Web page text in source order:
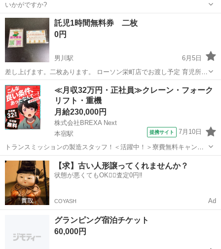
いかがですか?
愛知 岡崎市 プリペイドカード プリペイド
託児1時間無料券 二枚
0円
男川駅
6月5日
差し上げます。二枚あります。 ローソン栄町店でお渡し予定 育児所め
りーおうち 岡崎市明大寺。 ★後二枚あります。お早めに〜
愛知 岡崎市 男川駅 その他 無料
≪月収32万円・正社員≫クレーン・フォーク
リフト・重機
月給230,000円
株式会社BREXA Next
本宿駅
提携サイト 7月10日
トランスミッションの製造スタッフ！＜活躍中！＞寮費無料キャンペ
ーン実施中★稼げる2交替勤務！安定の日給月給制！昇給＆業績賞与あ
り！月収例31万円以上可！年間休日167日！《愛知県岡崎市》 人気の
工場のお仕事 ◇トランスミッ...
愛知 岡崎市 本宿駅 その他
【求】古い人形譲ってくれませんか？
状態が悪くてもOK🙆‍♀️査定0円‼️
COYASH Ad
グランピング宿泊チケット
60,000円